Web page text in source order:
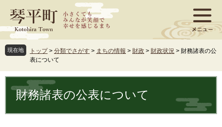
ジ
先
頭
す
ュ
を
飛
し
現在地 トップ > 分類でさがす > まちの情報 > 財政 > 財政状況 > 財務諸表の公
表について
文 財務諸表の公表について